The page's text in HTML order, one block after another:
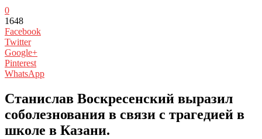
0
1648
Facebook
Twitter
Google+
Pinterest
WhatsApp
Станислав Воскресенский выразил
соболезнования в связи с трагедией в
школе в Казани.